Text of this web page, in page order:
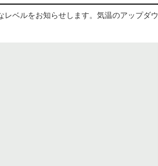
ベルをお知らせします。気温のアップダウ